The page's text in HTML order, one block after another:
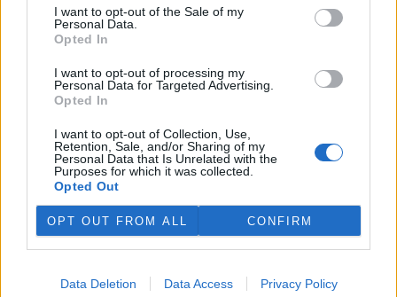
I want to opt-out of the Sale of my
Personal Data.
Opted In
I want to opt-out of processing my
Personal Data for Targeted Advertising.
Opted In
I want to opt-out of Collection, Use,
Retention, Sale, and/or Sharing of my
Personal Data that Is Unrelated with the
Purposes for which it was collected.
Opted Out
OPT OUT FROM ALL CONFIRM
Data Deletion Data Access Privacy Policy
3.8.2026
Diskuse: 16
července 2026 zahájení
zjišťovacího řízení pro záměr
do Pardubic. Veřejnost může své vyjádření k vlivům této stavby na
životní prostředí poslat ministerstvu do 13. srpna 2026.
Kilian Kaminski: Evropa slibuje právo na opravu.
Budou ale opravy skutečně levnější?
1.8.2026
novou evropskou směrnici o